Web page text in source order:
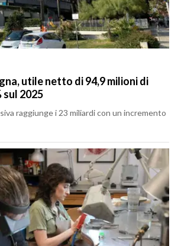
utile netto di 94,9 milioni di
sul 2025
raggiunge i 23 miliardi con un incremento